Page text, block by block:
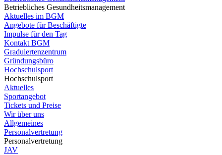
Betriebliches Gesundheitsmanagement
Aktuelles im BGM
Angebote für Beschäftigte
Impulse für den Tag
Kontakt BGM
Graduiertenzentrum
Gründungsbüro
Hochschulsport
Hochschulsport
Aktuelles
Sportangebot
Tickets und Preise
Wir über uns
Allgemeines
Personalvertretung
Personalvertretung
JAV